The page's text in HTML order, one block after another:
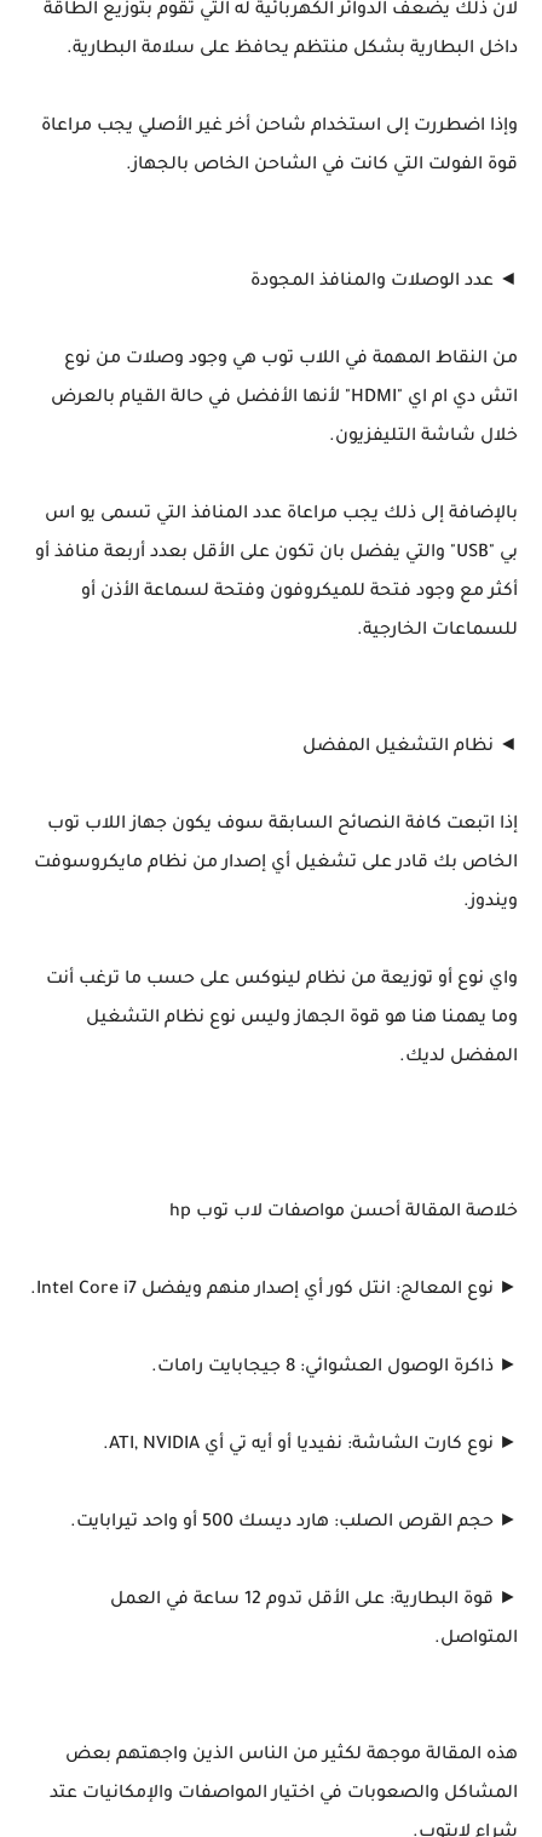
لان ذلك يضعف الدوائر الكهربائية له التي تقوم بتوزيع الطاقة
داخل البطارية بشكل منتظم يحافظ على سلامة البطارية.
وإذا اضطررت إلى استخدام شاحن أخر غير الأصلي يجب مراعاة
قوة الفولت التي كانت في الشاحن الخاص بالجهاز.
◄ عدد الوصلات والمنافذ المجودة
من النقاط المهمة في اللاب توب هي وجود وصلات من نوع
اتش دي ام اي "HDMI" لأنها الأفضل في حالة القيام بالعرض
خلال شاشة التليفزيون.
بالإضافة إلى ذلك يجب مراعاة عدد المنافذ التي تسمى يو اس
بي "USB" والتي يفضل بان تكون على الأقل بعدد أربعة منافذ أو
أكثر مع وجود فتحة للميكروفون وفتحة لسماعة الأذن أو
للسماعات الخارجية.
◄ نظام التشغيل المفضل
إذا اتبعت كافة النصائح السابقة سوف يكون جهاز اللاب توب
الخاص بك قادر على تشغيل أي إصدار من نظام مايكروسوفت
ويندوز.
واي نوع أو توزيعة من نظام لينوكس على حسب ما ترغب أنت
وما يهمنا هنا هو قوة الجهاز وليس نوع نظام التشغيل
المفضل لديك.
خلاصة المقالة أحسن مواصفات لاب توب hp
► نوع المعالج: انتل كور أي إصدار منهم ويفضل Intel Core i7.
► ذاكرة الوصول العشوائي: 8 جيجابايت رامات.
► نوع كارت الشاشة: نفيديا أو أيه تي أي ATI, NVIDIA.
► حجم القرص الصلب: هارد ديسك 500 أو واحد تيرابايت.
► قوة البطارية: على الأقل تدوم 12 ساعة في العمل
المتواصل.
هذه المقالة موجهة لكثير من الناس الذين واجهتهم بعض
المشاكل والصعوبات في اختيار المواصفات والإمكانيات عتد